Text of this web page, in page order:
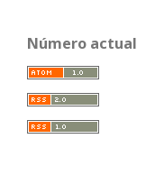
Número actual